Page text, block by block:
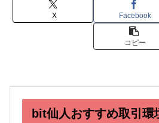
X Facebook
コピー
bit仙人おすすめ取引環